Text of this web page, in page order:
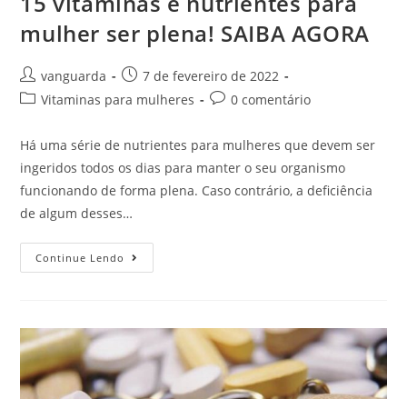
mulher ser plena! SAIBA AGORA
vanguarda
7 de fevereiro de 2022
Vitaminas para mulheres
0 comentário
Há uma série de nutrientes para mulheres que devem ser
ingeridos todos os dias para manter o seu organismo
funcionando de forma plena. Caso contrário, a deficiência
de algum desses…
Continue Lendo